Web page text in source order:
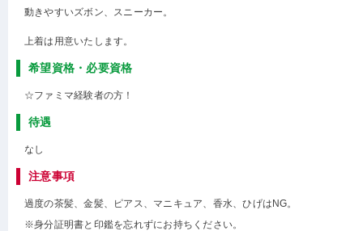
動きやすいズボン、スニーカー。
上着は用意いたします。
希望資格・必要資格
☆ファミマ経験者の方！
待遇
なし
注意事項
過度の茶髪、金髪、ピアス、マニキュア、香水、ひげはNG。
※身分証明書と印鑑を忘れずにお持ちください。